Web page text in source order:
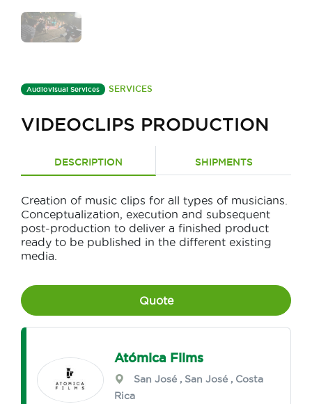
Audiovisual Services SERVICES
VIDEOCLIPS PRODUCTION
DESCRIPTION SHIPMENTS
Creation of music clips for all types of musicians.
Conceptualization, execution and subsequent
post-production to deliver a finished product
ready to be published in the different existing
media.
Quote
Atómica Films
San José , San José , Costa
Rica